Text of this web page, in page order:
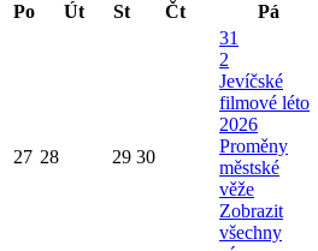
Po
Út St Čt Pá
27 28 29 30
31
2
Jevíčské
filmové léto
2026
Proměny
městské
věže
Zobrazit
všechny